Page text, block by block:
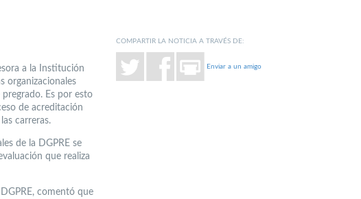
a la Institución
organizacionales
Es por esto
de acreditación
carreras.
de la DGPRE se
que realiza
comentó que
COMPARTIR LA NOTICIA A TRAVÉS DE:
Enviar a un amigo